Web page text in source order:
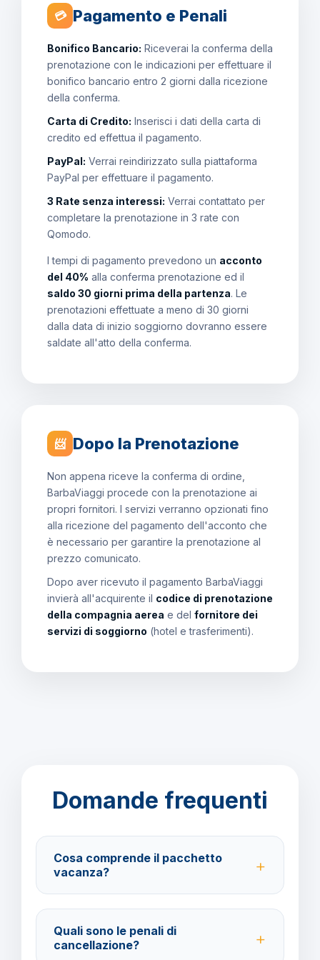
💳 Pagamento e Penali
Bonifico Bancario: Riceverai la conferma della
prenotazione con le indicazioni per effettuare il
bonifico bancario entro 2 giorni dalla ricezione
della conferma.
Carta di Credito: Inserisci i dati della carta di
credito ed effettua il pagamento.
PayPal: Verrai reindirizzato sulla piattaforma
PayPal per effettuare il pagamento.
3 Rate senza interessi: Verrai contattato per
completare la prenotazione in 3 rate con
Qomodo.
I tempi di pagamento prevedono un acconto
del 40% alla conferma prenotazione ed il
saldo 30 giorni prima della partenza. Le
prenotazioni effettuate a meno di 30 giorni
dalla data di inizio soggiorno dovranno essere
saldate all'atto della conferma.
📨 Dopo la Prenotazione
Non appena riceve la conferma di ordine,
BarbaViaggi procede con la prenotazione ai
propri fornitori. I servizi verranno opzionati fino
alla ricezione del pagamento dell'acconto che
è necessario per garantire la prenotazione al
prezzo comunicato.
Dopo aver ricevuto il pagamento BarbaViaggi
invierà all'acquirente il codice di prenotazione
della compagnia aerea e del fornitore dei
servizi di soggiorno (hotel e trasferimenti).
Domande frequenti
Cosa comprende il pacchetto
vacanza?
trasferimenti, soggiorno con trattamento Mezza
Pensione e assistenza BarbaViaggi.
Quali sono le penali di
cancellazione?